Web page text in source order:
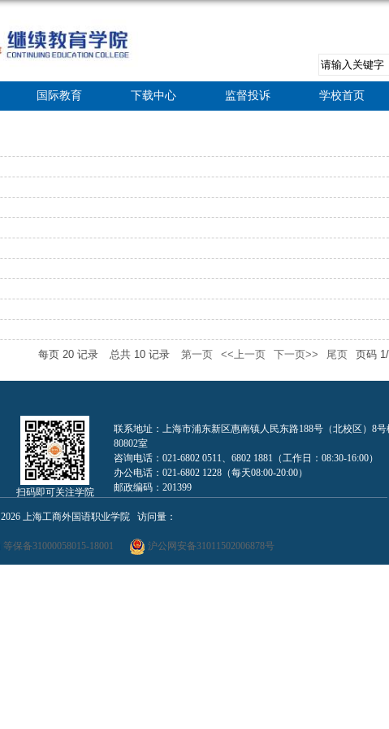
国际教育 下载中心 监督投诉 学校首页
每页 20 记录 总共 10 记录 第一页 <<上一页 下一页>> 尾页 页码 1/
扫码即可关注学院
联系地址：上海市浦东新区惠南镇人民东路188号（北校区）8号
80802室
咨询电话：021-6802 0511、6802 1881（工作日：08:30-16:00）
办公电话：021-6802 1228（每天08:00-20:00）
邮政编码：201399
2026 上海工商外国语职业学院 访问量：
等保备31000058015-18001 沪公网安备31011502006878号